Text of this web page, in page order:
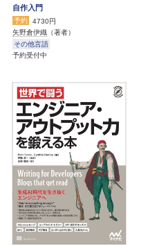
自作入門
予約
4730円
矢野倉伊織 （著者）
その他言語
予約受付中